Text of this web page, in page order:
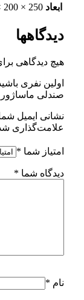
ابعاد 250 × 200 × 50 میلی‌متر
دیدگاهها
هیچ دیدگاهی
اولین نفری
صندلی ماساژور KP30002-400C”
نشانی ایمیل
علامت‌گذاری
امتیاز شما *
دیدگاه شما *
نام *